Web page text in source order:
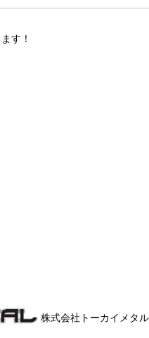
す！
株式会社トーカイメタル